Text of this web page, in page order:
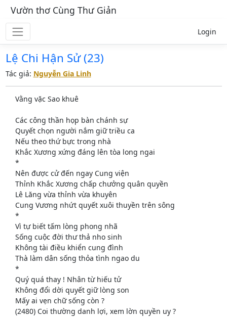
Vườn thơ Cùng Thư Giản
Login
Lệ Chi Hận Sử (23)
Tác giả: Nguyễn Gia Linh
Vằng vặc Sao khuê
Các công thần họp bàn chánh sự
Quyết chọn người nắm giữ triều ca
Nếu theo thứ bực trong nhà
Khắc Xương xứng đáng lên tòa long ngai
*
Nên được cử đến ngay Cung viện
Thỉnh Khắc Xương chấp chưởng quân quyền
Lê Lăng vừa thỉnh vừa khuyên
Cung Vương nhứt quyết xuôi thuyền trên sông
*
Vì tự biết tấm lòng phong nhã
Sống cuộc đời thư thả nho sinh
Không tài điều khiển cung đình
Thà làm dân sống thỏa tình ngao du
*
Quý quá thay ! Nhân từ hiếu tử
Không đổi dời quyết giữ lòng son
Mấy ai vẹn chữ sống còn ?
(2480) Coi thường danh lợi, xem lờn quyền uy ?